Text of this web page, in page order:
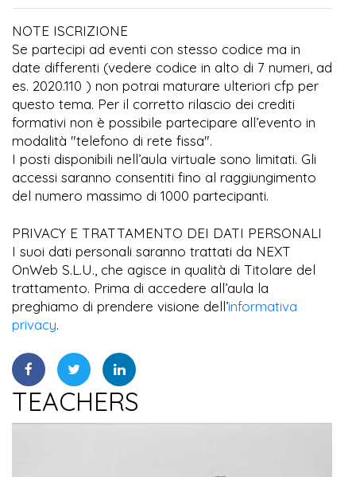
NOTE ISCRIZIONE
Se partecipi ad eventi con stesso codice ma in
date differenti (vedere codice in alto di 7 numeri, ad
es. 2020.110 ) non potrai maturare ulteriori cfp per
questo tema. Per il corretto rilascio dei crediti
formativi non è possibile partecipare all’evento in
modalità "telefono di rete fissa".
I posti disponibili nell’aula virtuale sono limitati. Gli
accessi saranno consentiti fino al raggiungimento
del numero massimo di 1000 partecipanti.
PRIVACY E TRATTAMENTO DEI DATI PERSONALI
I suoi dati personali saranno trattati da NEXT
OnWeb S.L.U., che agisce in qualità di Titolare del
trattamento. Prima di accedere all’aula la
preghiamo di prendere visione dell’informativa
privacy.
TEACHERS